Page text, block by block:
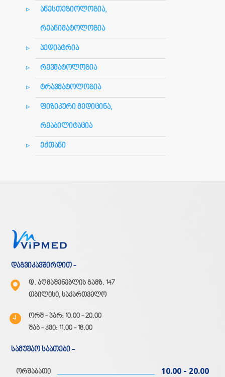
ანესთეზიოლოგია,
რეანიმატოლოგია
პედიატრია
რევმატოლოგია
ტრავმატოლოგია
ფიზიკური მედიცინა,
რეაბილიტაცია
ექთანი
დაგვიკავშირდით -
დ. აღმაშენებლის გამზ. 147
თბილისი, საქართველო
ორშ - პარ: 10.00 - 20.00
შაბ - კვი: 11.00 - 18.00
სამუშაო საათები -
ორშაბათი 10.00 - 20.00